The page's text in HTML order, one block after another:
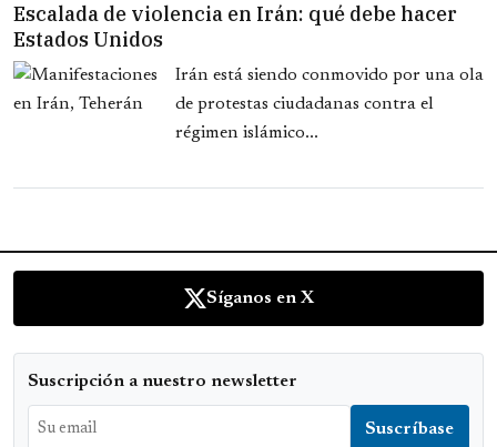
Escalada de violencia en Irán: qué debe hacer
Estados Unidos
Irán está siendo conmovido por una ola
de protestas ciudadanas contra el
régimen islámico...
Síganos en X
Suscripción a nuestro newsletter